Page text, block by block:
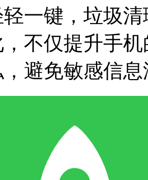
轻一键，垃圾
不仅提升手
避免敏感信